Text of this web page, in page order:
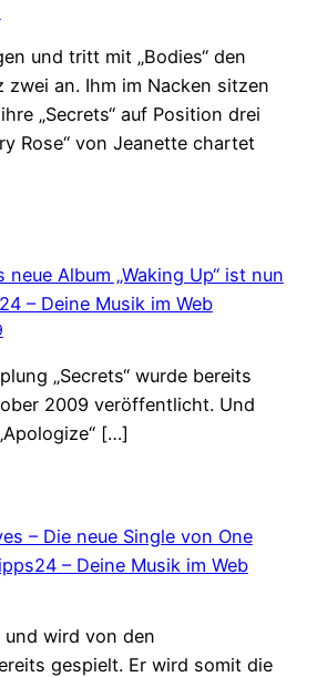
und tritt mit „Bodies“ den
zwei an. Ihm im Nacken sitzen
„Secrets“ auf Position drei
Rose“ von Jeanette chartet
neue Album „Waking Up“ ist nun
– Deine Musik im Web
„Secrets“ wurde bereits
2009 veröffentlicht. Und
[…]
– Die neue Single von One
– Deine Musik im Web
wird von den
gespielt. Er wird somit die